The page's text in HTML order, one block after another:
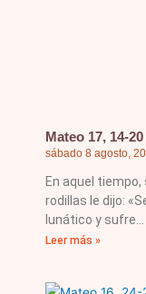
Mateo 17, 14-20
sábado 8 agosto,
En aquel
rodillas le dijo:
lunático y sufre
Leer más »